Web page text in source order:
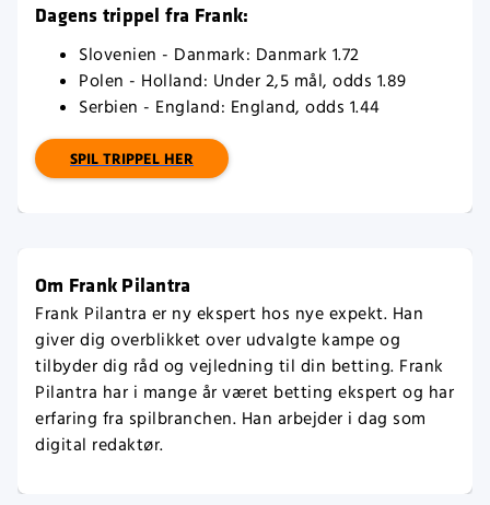
Dagens trippel fra Frank:
Slovenien - Danmark: Danmark 1.72
Polen - Holland: Under 2,5 mål, odds 1.89
Serbien - England: England, odds 1.44
SPIL TRIPPEL HER
Om Frank Pilantra
Frank Pilantra er ny ekspert hos nye expekt. Han
giver dig overblikket over udvalgte kampe og
tilbyder dig råd og vejledning til din betting. Frank
Pilantra har i mange år været betting ekspert og har
erfaring fra spilbranchen. Han arbejder i dag som
digital redaktør.